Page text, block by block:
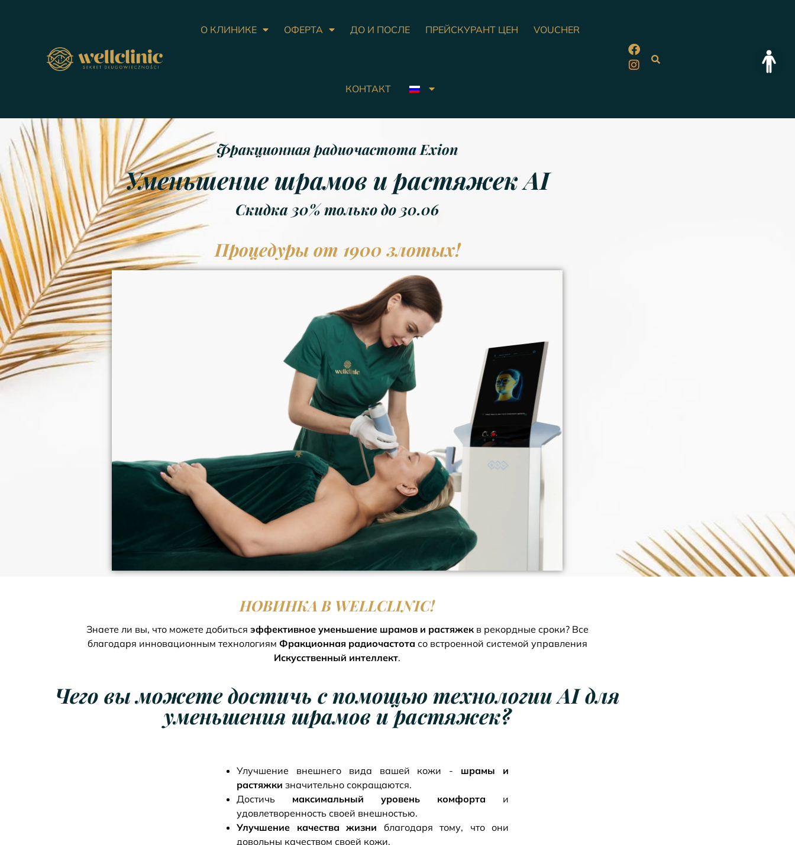
О КЛИНИКЕ ОФЕРТА ДО И ПОСЛЕ ПРЕЙСКУРАНТ ЦЕН VOUCHER
КОНТАКТ
Фракционная радиочастота Exion
Уменьшение шрамов и растяжек AI
Скидка 30% только до 30.06
Процедуры от 1900 злотых!
НОВИНКА В WELLCLINIC!
Знаете ли вы, что можете добиться эффективное уменьшение шрамов и растяжекв рекордные сроки? Все
благодаря инновационным технологиям Фракционная радиочастота со встроенной системой управления
Искусственный интеллект.
Чего вы можете достичь с помощью технологии AI для
уменьшения шрамов и растяжек?
Улучшение внешнего вида вашей кожи - шрамы и
растяжки значительно сокращаются.
Достичь максимальный уровень комфорта и
удовлетворенность своей внешностью.
Улучшение качества жизни благодаря тому, что они
довольны качеством своей кожи.